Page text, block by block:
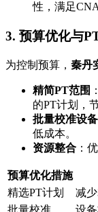
性，满足
3. 预算优化与
为控制预算， 秦丹
精简PT范围
的PT计划，
批量校准设备
低成本。
资源整合 ：
预算优化措施
精选PT计划
减
批量校准
设